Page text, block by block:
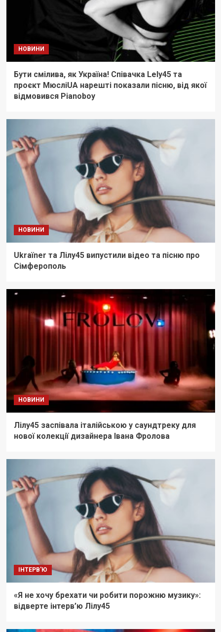
НОВИНИ
Бути смілива, як Україна! Співачка Lely45 та
проєкт МюсліUA нарешті показали пісню, від якої
відмовився Pianoboy
НОВИНИ
Ukraїner та Лілу45 випустили відео та пісню про
Сімферополь
НОВИНИ
Лілу45 заспівала італійською у саундтреку для
нової колекції дизайнера Івана Фролова
ІНТЕРВ'Ю
«Я не хочу брехати чи робити порожню музику»:
відверте інтерв’ю Лілу45